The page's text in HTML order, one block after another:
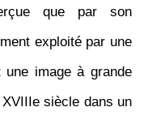
que par son
exploité par une
image à grande
siècle dans un